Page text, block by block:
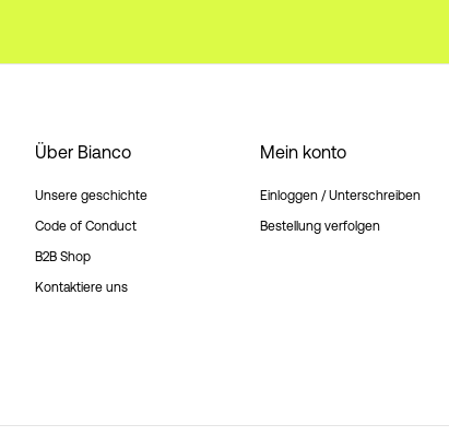
Über Bianco
Unsere geschichte
Code of Conduct
B2B Shop
Kontaktiere uns
Mein konto
Einloggen / Unterschreiben
Bestellung verfolgen